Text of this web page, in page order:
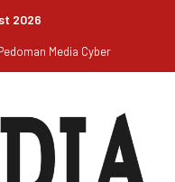
2026
Media Cyber